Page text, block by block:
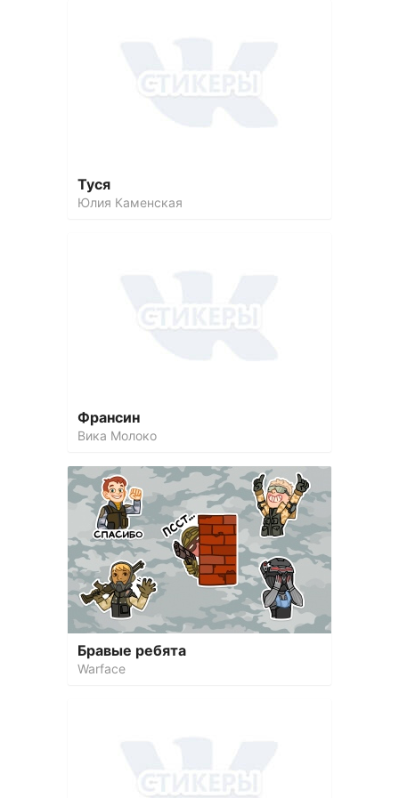
Туся
Юлия Каменская
Франсин
Вика Молоко
Бравые ребята
Warface